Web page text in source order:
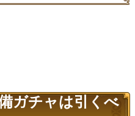
ガチャは引くべ